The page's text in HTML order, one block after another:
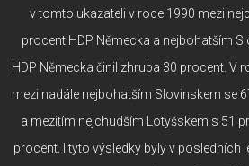
v tomto ukazateli v roce 1990 mezi
procent HDP Německa a nejbohatším
HDP Německa činil zhruba 30 procent. V
mezi nadále nejbohatším Slovinskem se
a mezitím nejchudším Lotyšskem s 51
procent. I tyto výsledky byly v posledních